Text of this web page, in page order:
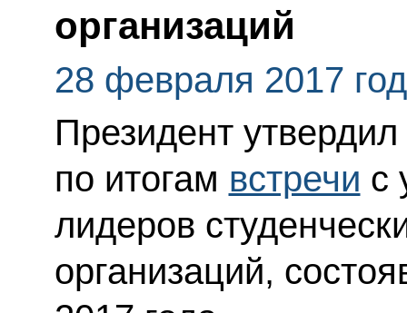
организаций
28 февраля 2017
Президент
по итогам встречи с
лидеров
организаций,